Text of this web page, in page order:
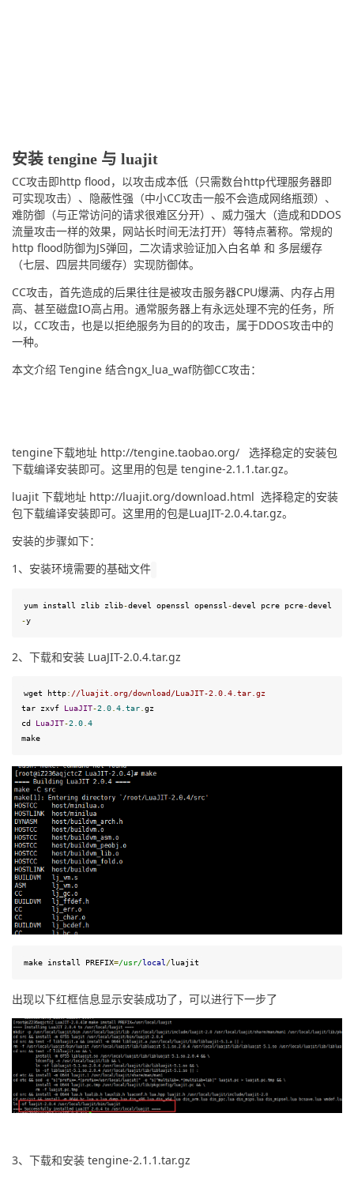
安装 tengine 与 luajit
CC攻击即http flood，以攻击成本低（只需数台http代理服务器即
可实现攻击）、隐蔽性强（中小CC攻击一般不会造成网络瓶颈）、
难防御（与正常访问的请求很难区分开）、威力强大（造成和DDOS
流量攻击一样的效果，网站长时间无法打开）等特点著称。常规的
http flood防御为JS弹回，二次请求验证加入白名单 和 多层缓存
（七层、四层共同缓存）实现防御体。
CC攻击，首先造成的后果往往是被攻击服务器CPU爆满、内存占用
高、甚至磁盘IO高占用。通常服务器上有永远处理不完的任务，所
以，CC攻击，也是以拒绝服务为目的的攻击，属于DDOS攻击中的
一种。
本文介绍 Tengine 结合ngx_lua_waf防御CC攻击：
tengine下载地址 http://tengine.taobao.org/   选择稳定的安装包
下载编译安装即可。这里用的包是 tengine-2.1.1.tar.gz。
luajit 下载地址 http://luajit.org/download.html  选择稳定的安装
包下载编译安装即可。这里用的包是LuaJIT-2.0.4.tar.gz。
安装的步骤如下：
1、安装环境需要的基础文件
yum install zlib zlib-devel openssl openssl -devel pcre pcre-
-y
2、下载和安装 LuaJIT-2.0.4.tar.gz
wget http: //luajit.org/download/LuaJIT-2.0.4.tar.gz
tar zxvf
LuaJIT-2 0. 4.tar. gz
cd
LuaJIT-2 0. 4
make
make install PREFIX=/usr/local /luajit
出现以下红框信息显示安装成功了，可以进行下一步了
3、下载和安装 tengine-2.1.1.tar.gz